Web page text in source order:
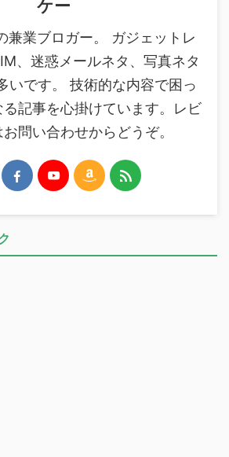
ケー
兼業ブロガー。 ガジェットレ
、迷惑メールネタ、写真ネタ
いです。 技術的な内容で困っ
記事を心掛けています。レビ
問い合わせからどうぞ。